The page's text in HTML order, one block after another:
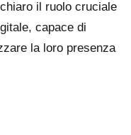
il ruolo cruciale
capace di
la loro presenza